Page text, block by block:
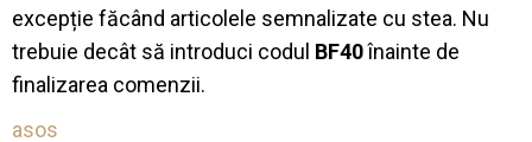
excepție făcând articolele semnalizate cu stea. Nu
trebuie decât să introduci codul BF40înainte de
finalizarea comenzii.
asos